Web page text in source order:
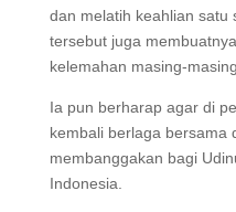
dan melatih keahlian satu
tersebut juga
kelemahan masing-masing.
Ia pun berharap agar di
kembali berlaga bersama
membanggakan bagi
Indonesia.